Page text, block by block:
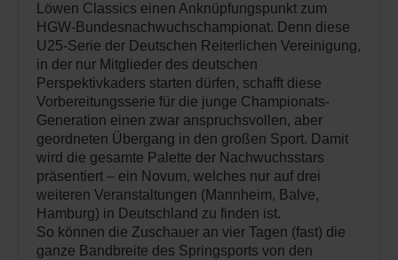
Löwen Classics einen Anknüpfungspunkt zum
HGW-Bundesnachwuchschampionat. Denn diese
U25-Serie der Deutschen Reiterlichen Vereinigung,
in der nur Mitglieder des deutschen
Perspektivkaders starten dürfen, schafft diese
Vorbereitungsserie für die junge Championats-
Generation einen zwar anspruchsvollen, aber
geordneten Übergang in den großen Sport. Damit
wird die gesamte Palette der Nachwuchsstars
präsentiert – ein Novum, welches nur auf drei
weiteren Veranstaltungen (Mannheim, Balve,
Hamburg) in Deutschland zu finden ist.
So können die Zuschauer an vier Tagen (fast) die
ganze Bandbreite des Springsports von den